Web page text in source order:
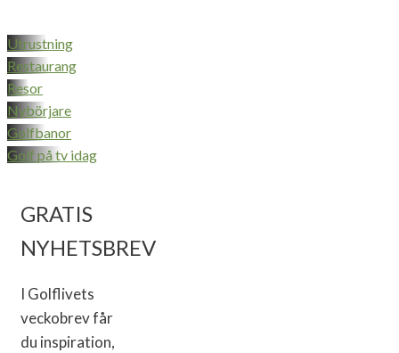
Utrustning
Restaurang
Resor
Nybörjare
Golfbanor
Golf på tv idag
GRATIS
NYHETSBREV
I Golflivets
veckobrev får
du inspiration,